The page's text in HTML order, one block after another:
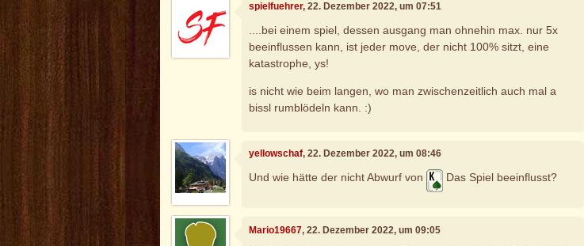
spielfuehrer, 22. Dezember 2022, um 07:51
....bei einem spiel, dessen ausgang man ohnehin max. nur 5x
beeinflussen kann, ist jeder move, der nicht 100% sitzt, eine
katastrophe, ys!
is nicht wie beim langen, wo man zwischenzeitlich auch mal a
bissl rumblödeln kann. :)
yellowschaf, 22. Dezember 2022, um 08:46
Und wie hätte der nicht Abwurf von Das Spiel beeinflusst?
Mario19667, 22. Dezember 2022, um 09:05